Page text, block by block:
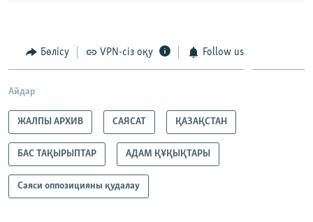
Бөлісу VPN-сіз оқу Follow us
Айдар
ЖАЛПЫ АРХИВ САЯСАТ ҚАЗАҚСТАН
БАС ТАҚЫРЫПТАР АДАМ ҚҰҚЫҚТАРЫ
Саяси оппозицияны қудалау